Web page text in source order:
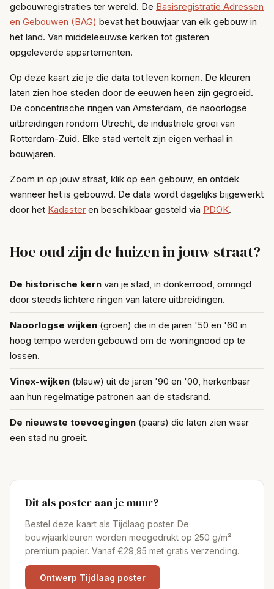
gebouwregistraties ter wereld. De Basisregistratie Adressen
en Gebouwen (BAG) bevat het bouwjaar van elk gebouw in
het land. Van middeleeuwse kerken tot gisteren
opgeleverde appartementen.
Op deze kaart zie je die data tot leven komen. De kleuren
laten zien hoe steden door de eeuwen heen zijn gegroeid.
De concentrische ringen van Amsterdam, de naoorlogse
uitbreidingen rondom Utrecht, de industriele groei van
Rotterdam-Zuid. Elke stad vertelt zijn eigen verhaal in
bouwjaren.
Zoom in op jouw straat, klik op een gebouw, en ontdek
wanneer het is gebouwd. De data wordt dagelijks bijgewerkt
door het Kadaster en beschikbaar gesteld via PDOK.
Hoe oud zijn de huizen in jouw straat?
De historische kern van je stad, in donkerrood, omringd
door steeds lichtere ringen van latere uitbreidingen.
Naoorlogse wijken (groen) die in de jaren '50 en '60 in
hoog tempo werden gebouwd om de woningnood op te
lossen.
Vinex-wijken (blauw) uit de jaren '90 en '00, herkenbaar
aan hun regelmatige patronen aan de stadsrand.
De nieuwste toevoegingen (paars) die laten zien waar
een stad nu groeit.
Dit als poster aan je muur?
Bestel deze kaart als Tijdlaag poster. De
bouwjaarkleuren worden meegedrukt op 250 g/m²
premium papier. Vanaf €29,95 met gratis verzending.
Ontwerp Tijdlaag poster